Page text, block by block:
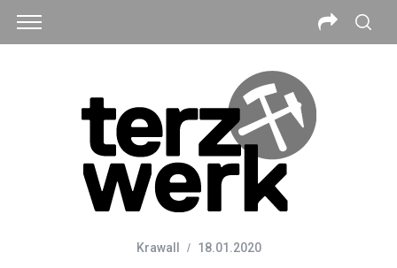
Krawall 18.01.2020